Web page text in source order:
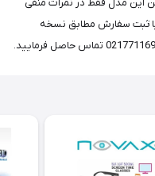
این مدل فقط در نمرات منفی
ثبت سفارش مطابق نسخه